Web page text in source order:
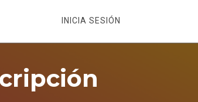
INICIA SESIÓN